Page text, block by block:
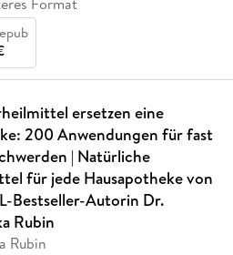
ersetzen eine
200 Anwendungen für fast
| Natürliche
für jede Hausapotheke von
Bestseller-Autorin Dr.
Rubin
Rubin